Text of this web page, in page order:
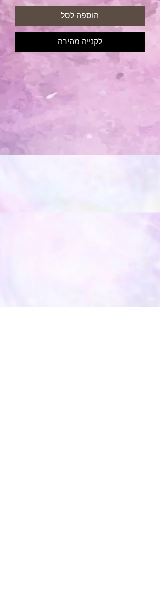
הוספה לסל
לקנייה מהירה